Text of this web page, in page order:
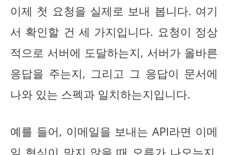
이제 첫 요청을 실제로 보내 봅니다. 여기
서 확인할 건 세 가지입니다. 요청이 정상
적으로 서버에 도달하는지, 서버가 올바른
응답을 주는지, 그리고 그 응답이 문서에
나와 있는 스펙과 일치하는지입니다.
예를 들어, 이메일을 보내는 API라면 이메